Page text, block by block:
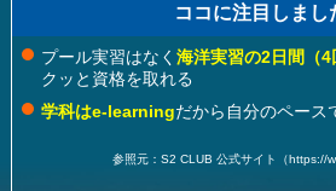
ココに注目しまし
プール実習はなく 海洋実習の2日間（4
クッと資格を取れる
学科はe-learningだから自分のペース
参照元：S2 CLUB 公式サイト（https://